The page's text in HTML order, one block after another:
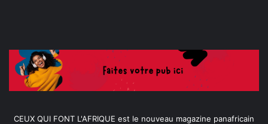
CEUX QUI FONT L'AFRIQUE est le nouveau magazine panafricain